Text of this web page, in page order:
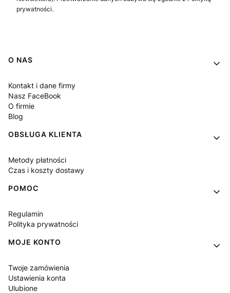
prywatności.
Linki w stopce
O NAS
Kontakt i dane firmy
Nasz FaceBook
O firmie
Blog
OBSŁUGA KLIENTA
Metody płatności
Czas i koszty dostawy
POMOC
Regulamin
Polityka prywatności
MOJE KONTO
Twoje zamówienia
Ustawienia konta
Ulubione